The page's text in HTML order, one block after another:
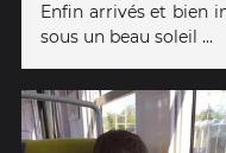
Enfin arrivés et bien
sous un beau soleil ...